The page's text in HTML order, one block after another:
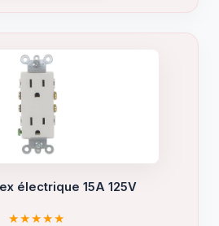
électrique 15A 125V